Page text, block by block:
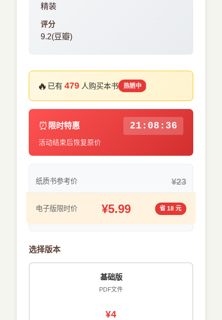
精装
评分
9.2(豆瓣)
🔥 已有479 人购买本书 热销中
⏰ 限时特惠 21:08:35
活动结束后恢复原价
纸质书参考价 ¥23
电子版限时价 ¥5.99 省 18 元
选择版本
基础版
PDF文件
¥4